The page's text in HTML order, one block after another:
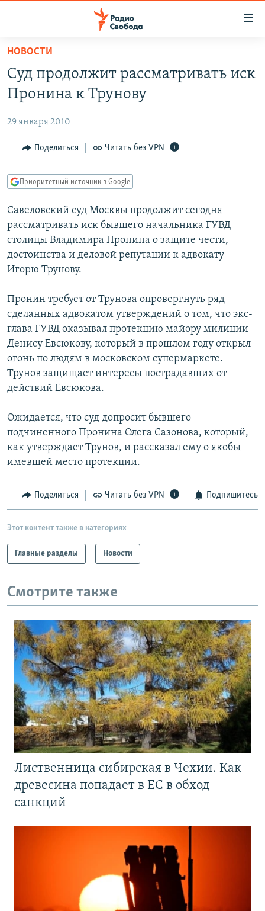
упрощенного
доступа
Вернуться
основному
Вернутся
главной
навигации
Вернутся
поиску
ПОДКАСТЫ
АВТОРСКИЕ ПРОЕКТЫ
ЦИТАТЫ СВОБОДЫ
МНЕНИЯ
IDEL.РЕАЛИИ
КАВКАЗ.РЕАЛИИ
СЕВЕР.РЕАЛИИ
СИБИРЬ.РЕАЛИИ
РАСПИСАНИЕ ВЕЩАНИЯ
ПОДПИШИТЕСЬ НА РАССЫЛКУ
СОЦИАЛЬНЫЕ СЕТИ
НОВОСТИ
Суд продолжит рассматривать иск
Пронина к Трунову
29 января 2010
Поделиться Читать без VPN
Приоритетный источник в Google
Савеловский суд Москвы продолжит сегодня
рассматривать иск бывшего начальника ГУВД
столицы Владимира Пронина о защите чести,
достоинства и деловой репутации к адвокату
Игорю Трунову.
Пронин требует от Трунова опровергнуть ряд
сделанных адвокатом утверждений о том, что экс-
глава ГУВД оказывал протекцию майору милиции
Денису Евсюкову, который в прошлом году открыл
огонь по людям в московском супермаркете.
Трунов защищает интересы пострадавших от
действий Евсюкова.
Ожидается, что суд допросит бывшего
подчиненного Пронина Олега Сазонова, который,
как утверждает Трунов, и рассказал ему о якобы
имевшей место протекции.
Поделиться Читать без VPN Подпишитесь
Этот контент также в категориях
Главные разделы Новости
Смотрите также
Лиственница сибирская в Чехии. Как
древесина попадает в ЕС в обход
санкций